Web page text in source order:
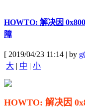
HOWTO: 解决因
障
[ 2019/04/23 11:14 | by
大 | 中 | 小
HOWTO: 解决因